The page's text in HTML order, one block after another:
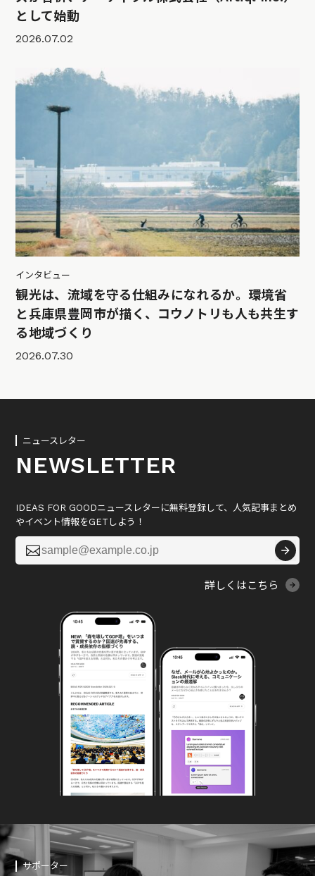
として始動
2026.07.02
インタビュー
観光は、流域を守る仕組みになれるか。環境省
と兵庫県豊岡市が描く、コウノトリも人も共生す
る地域づくり
2026.07.30
ニュースレター
NEWSLETTER
IDEAS FOR GOODニュースレターに無料登録して、人気記事まとめ
やイベント情報をGETしよう！

詳しくはこちら
サポーター